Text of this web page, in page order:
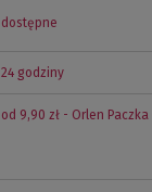
dostępne
24 godziny
od 9,90 zł - Orlen Paczka